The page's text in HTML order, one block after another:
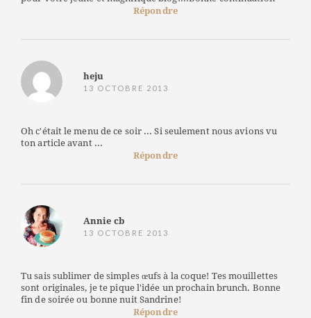
Répondre
heju
13 OCTOBRE 2013
Oh c'était le menu de ce soir ... Si seulement nous avions vu
ton article avant ...
Répondre
Annie cb
13 OCTOBRE 2013
Tu sais sublimer de simples œufs à la coque! Tes mouillettes
sont originales, je te pique l'idée un prochain brunch. Bonne
fin de soirée ou bonne nuit Sandrine!
Répondre